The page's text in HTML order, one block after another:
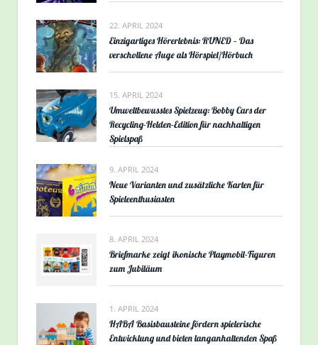
22. APRIL 2024
Einzigartiges Hörerlebnis: RUNED – Das
verschollene Auge als Hörspiel/Hörbuch
15. APRIL 2024
Umweltbewusstes Spielzeug: Bobby Cars der
Recycling-Helden-Edition für nachhaltigen
Spielspaß
9. APRIL 2024
Neue Varianten und zusätzliche Karten für
Spieleenthusiasten
8. APRIL 2024
Briefmarke zeigt ikonische Playmobil-Figuren
zum Jubiläum
1. APRIL 2024
HABA Basisbausteine fördern spielerische
Entwicklung und bieten langanhaltenden Spaß